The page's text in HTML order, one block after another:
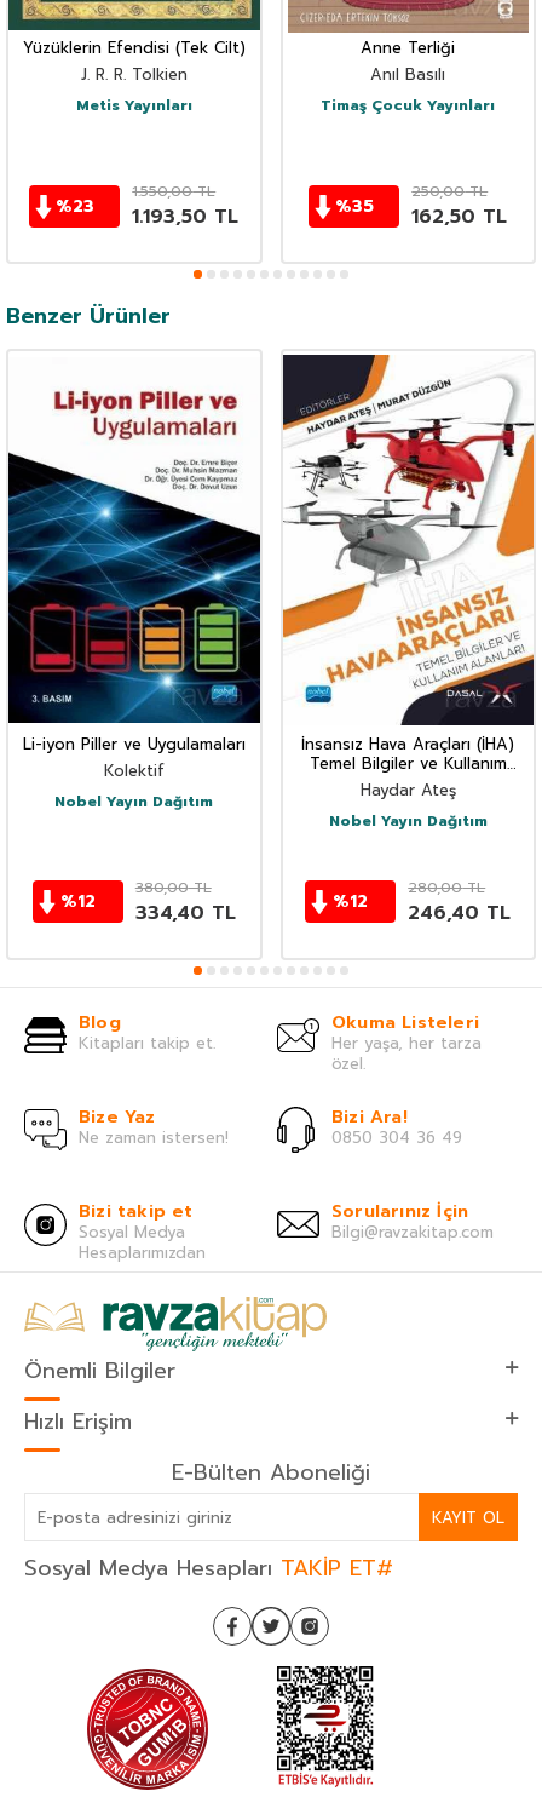
Yüzüklerin Efendisi (Tek Cilt)
J. R. R. Tolkien
Metis Yayınları
%23
1.550,00TL
1.193,50 TL
Anne Terliği
Anıl Basılı
Timaş Çocuk Yayınları
%35
250,00TL
162,50 TL
Benzer Ürünler
Li-iyon Piller ve Uygulamaları
Kolektif
Nobel Yayın Dağıtım
%12
380,00TL
334,40 TL
İnsansız Hava Araçları (İHA)
Temel Bilgiler ve Kullanım
Alanları
Haydar Ateş
Nobel Yayın Dağıtım
%12
280,00TL
246,40 TL
Blog
Kitapları takip et.
Okuma Listeleri
Her yaşa, her tarza
özel.
Bize Yaz
Ne zaman istersen!
Bizi Ara!
0850 304 36 49
Bizi takip et
Sosyal Medya
Hesaplarımızdan
Sorularınız İçin
Bilgi@ravzakitap.com
Önemli Bilgiler
Hızlı Erişim
E-Bülten Aboneliği
KAYIT OL
Sosyal Medya Hesapları TAKİP ET#